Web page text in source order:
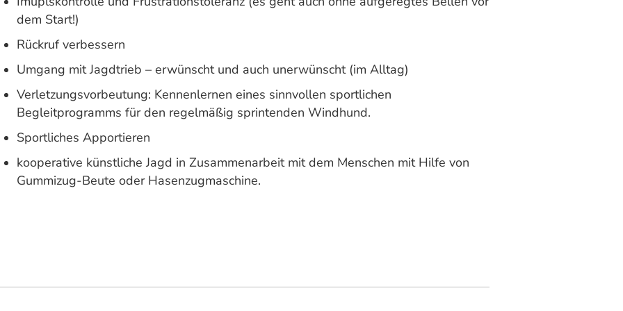
dem Start!)
Rückruf verbessern
Umgang mit Jagdtrieb – erwünscht und auch unerwünscht (im Alltag)
Verletzungsvorbeutung: Kennenlernen eines sinnvollen sportlichen
Begleitprogramms für den regelmäßig sprintenden Windhund.
Sportliches Apportieren
kooperative künstliche Jagd in Zusammenarbeit mit dem Menschen mit Hilfe von
Gummizug-Beute oder Hasenzugmaschine.